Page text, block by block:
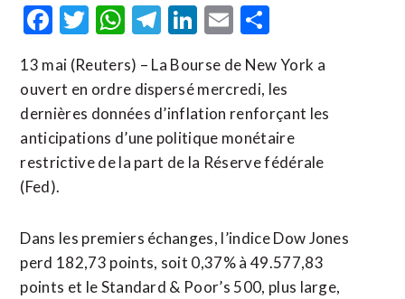
Facebook
Twitter
WhatsApp
Telegram
LinkedIn
Email
13 mai (Reuters) – La Bourse de New York a
ouvert en ordre dispersé mercredi, les
dernières données d’inflation renforçant les
anticipations d’une politique monétaire
restrictive de la part de la Réserve fédérale
(Fed).
Dans les premiers échanges, l’indice Dow Jones
perd 182,73 points, soit 0,37% ​à 49.577,83
‌points et le Standard & Poor’s 500, plus large, ​